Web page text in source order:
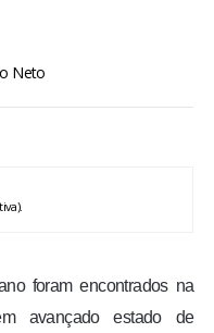
Neto
foram encontrados na
avançado estado de